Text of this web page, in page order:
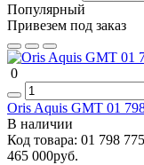
Популярный
Привезем под заказ
0
Oris Aquis GMT 01
В наличии
Код товара: 01 798
465 000руб.